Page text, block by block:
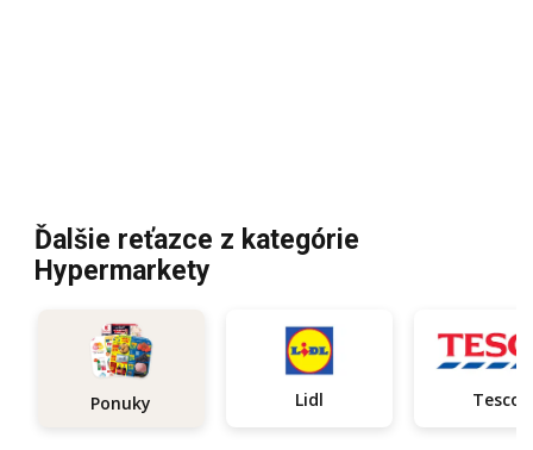
Ďalšie reťazce z kategórie
Hypermarkety
Ponuky Lidl Tesco